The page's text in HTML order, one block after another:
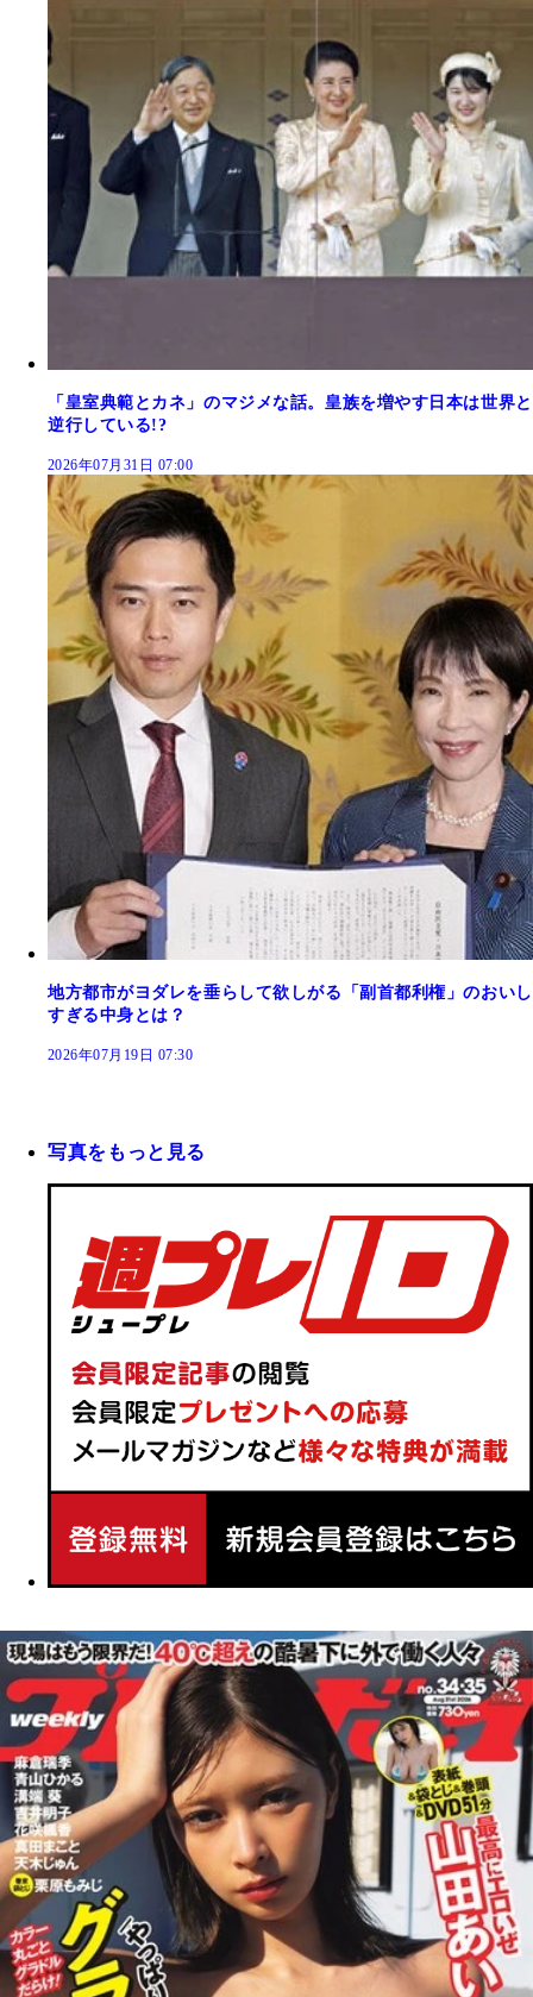
「皇室典範とカネ」のマジメな話。皇族を増やす日本は世界と
逆行している!?
2026年07月31日 07:00
地方都市がヨダレを垂らして欲しがる「副首都利権」のおいし
すぎる中身とは？
2026年07月19日 07:30
写真をもっと見る